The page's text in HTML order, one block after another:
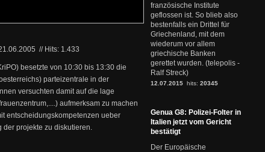
// Hits: 1.433
besetzte von 10:30 bis 13:30 die
parteizentrale in der
versuchten damit auf die lage
aufmerksam zu machen
entscheidungskompetenzen ueber
projekte zu diskutieren.
französische Institute
geflossen ist. So blieb also
bestenfalls ein Drittel für
Griechenland, mit dem
wiederum vor allem
griechische Banken
gerettet wurden. (telepolis -
Ralf Streck)
12.07.2015 hits: 20345
Genua G8: Polizei-Folter in
Italien jetzt vom Gericht
bestätigt
Der Europäische